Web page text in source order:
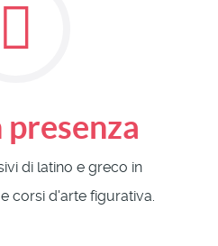
di latino e greco in
corsi d'arte figurativa.